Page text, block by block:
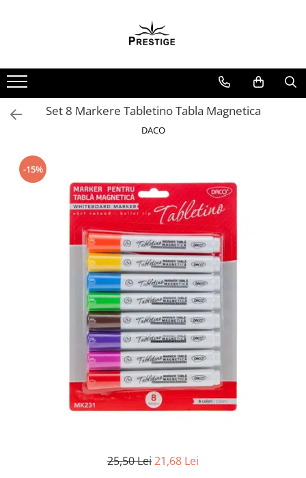
Noutati
Promotii
Pachete Speciale Carti
Arte Divinatorii
Astrologie
Dezvoltare Spirituala
KidConnection
New Illuminati Files
Set 8 Markere Tabletino Tabla Magnetica
DACO
-15%
25,50 Lei21,68 Lei